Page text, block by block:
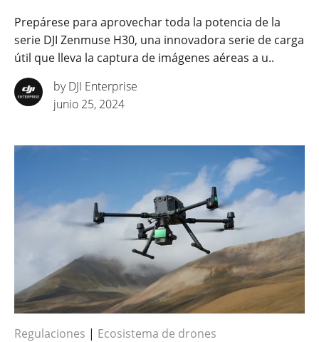
Prepárese para aprovechar toda la potencia de la
serie DJI Zenmuse H30, una innovadora serie de carga
útil que lleva la captura de imágenes aéreas a u..
by DJI Enterprise
junio 25, 2024
Regulaciones | Ecosistema de drones